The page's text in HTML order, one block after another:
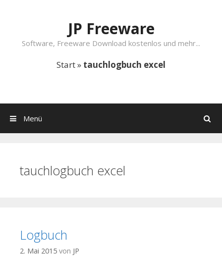
JP Freeware
Software, Freeware Download kostenlos und mehr...
Start» tauchlogbuch excel
Suchen
Menü
tauchlogbuch excel
Logbuch
2. Mai 2015 von JP